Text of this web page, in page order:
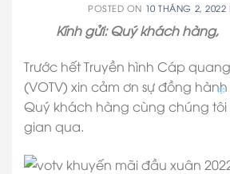
POSTED ON 10 THÁNG 2, 2022
Kính gửi: Quý khách hàng,
Trước hết Truyền hình Cáp
(VOTV) xin cảm ơn sự đồng
Quý khách hàng cùng chúng tôi
gian qua.